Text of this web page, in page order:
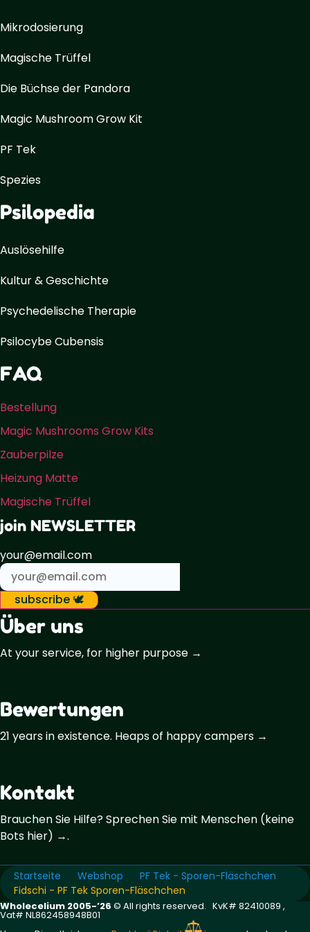
Mikrodosierung
Magische Trüffel
Die Büchse der Pandora
Magic Mushroom Grow Kit
PF Tek
Spezies
Psilopedia
Auslösehilfe
Kultur & Geschichte
Psychedelische Therapie
Psilocybe Cubensis
FAQ
Bestellung
Magic Mushrooms Grow Kits
Zauberpilze
Heizung Matte
Magische Trüffel
join NEWSLETTER
your@email.com
subscribe 🕊️
Über uns
At your service, for higher purpose →
Bewertungen
21 years in existence. Heaps of happy campers →
Kontakt
Brauchen Sie Hilfe? Sprechen Sie mit Menschen (keine
Bots hier) →.
Startseite Webshop
PF Tek - Sporen-Fläschchen
Fidschi - PF Tek Sporen-Fläschchen
Wholecelium 2005-’26 ©️ All rights reserved. KvK# 82410089 ,
Vat# NL862458948B01